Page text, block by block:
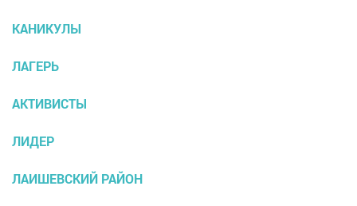
КАНИКУЛЫ
ЛАГЕРЬ
АКТИВИСТЫ
ЛИДЕР
ЛАИШЕВСКИЙ РАЙОН